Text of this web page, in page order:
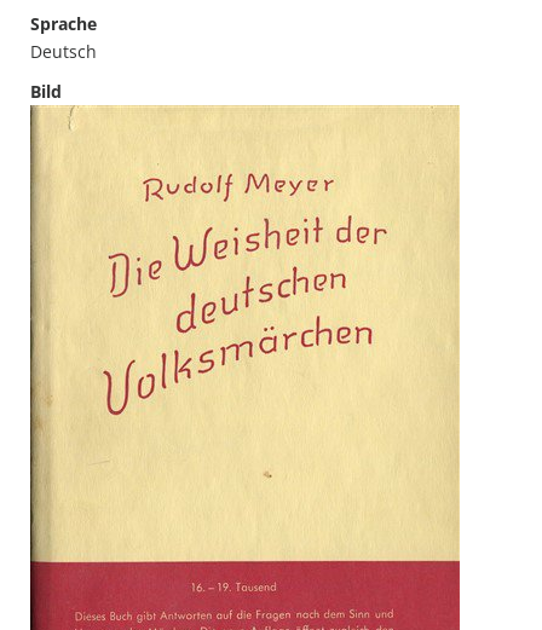
Sprache
Deutsch
Bild